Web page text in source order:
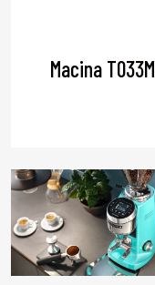
Macina T033M